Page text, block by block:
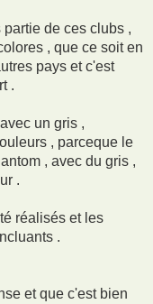
de ces clubs ,
, que ce soit en
pays et c'est
.
un gris ,
, parceque le
, avec du gris ,
.
réalisés et les
.
et que c'est bien